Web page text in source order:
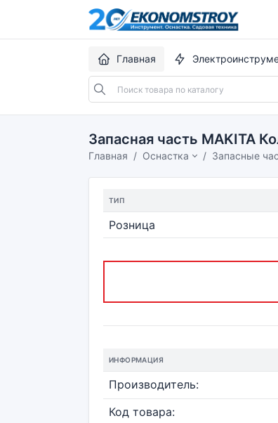
Главная
Запасная часть MAKITA
Главная Оснастка Запасные
ТИП
Розница
ИНФОРМАЦИЯ
Производитель:
Код товара: